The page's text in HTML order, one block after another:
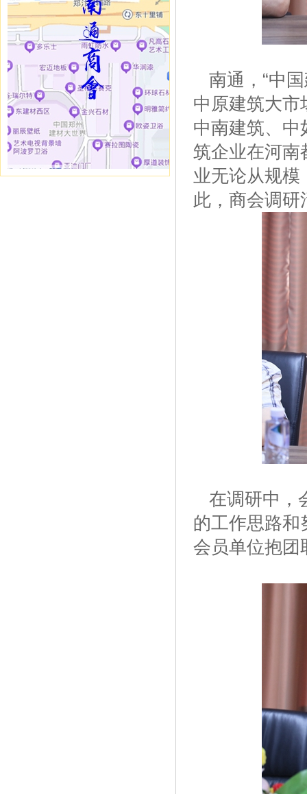
南通，“中
中原建筑大市
中南建筑、中
筑企业在河南
业无论从规模
此，商会调
在调研中，
的工作思路和
会员单位抱团